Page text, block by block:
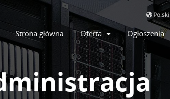
Polski
Strona główna Oferta Ogłoszenia